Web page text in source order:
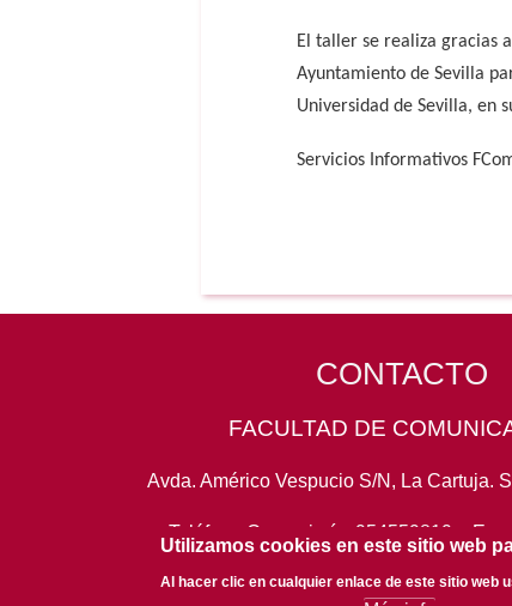
El taller se realiza gracias
Ayuntamiento de Sevilla
Universidad de Sevilla, en
Servicios Informativos
CONTACTO
FACULTAD DE
Avda. Américo Vespucio S/N, La Cartuja.
Teléfono Conserjería: 954559819 -
Utilizamos cookies en este sitio web
Al hacer clic en cualquier enlace de este sitio web